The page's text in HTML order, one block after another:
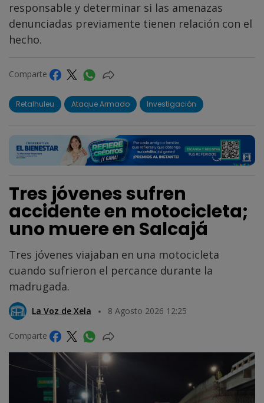
responsable y determinar si las amenazas
denunciadas previamente tienen relación con el
hecho.
Comparte
Retalhuleu Ataque Armado Investigación
Tres jóvenes sufren
accidente en motocicleta;
uno muere en Salcajá
Tres jóvenes viajaban en una motocicleta
cuando sufrieron el percance durante la
madrugada.
La Voz de Xela 8 Agosto 2026 12:25
Comparte